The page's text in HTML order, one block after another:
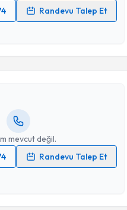
Randevu Talep Et
mevcut değil.
Randevu Talep Et
Könteiçin randevu takvimi talebi
almanız için bir takvim